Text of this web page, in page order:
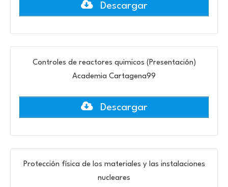
Descargar
Controles de reactores quimicos (Presentación)
Academia Cartagena99
Descargar
Protección física de los materiales y las instalaciones
nucleares